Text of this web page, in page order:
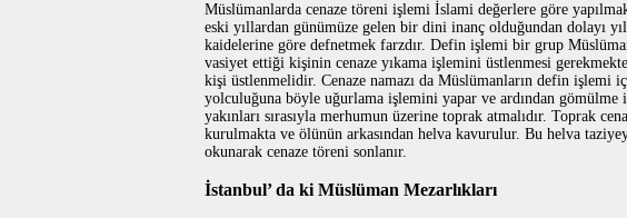
Müslümanlarda cenaze töreni işlemi İslami değerlere göre
eski yıllardan günümüze gelen bir dini inanç olduğundan dolayı
kaidelerine göre defnetmek farzdır. Defin işlemi bir grup
vasiyet ettiği kişinin cenaze yıkama işlemini üstlenmesi
kişi üstlenmelidir. Cenaze namazı da Müslümanların defin işlemi
yolculuğuna böyle uğurlama işlemini yapar ve ardından gömülme
yakınları sırasıyla merhumun üzerine toprak atmalıdır. Toprak
kurulmakta ve ölünün arkasından helva kavurulur. Bu helva
okunarak cenaze töreni sonlanır.
İstanbul’ da ki Müslüman Mezarlıkları